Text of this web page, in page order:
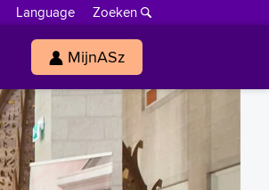
Language
Zoeken
MijnASz